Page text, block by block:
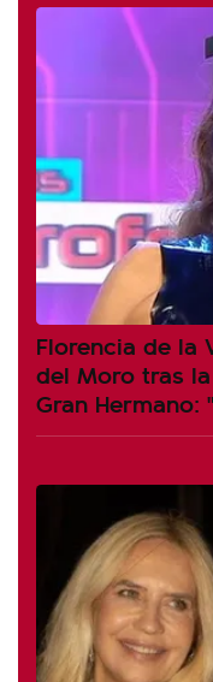
Florencia de la
del Moro tras
Gran Hermano: